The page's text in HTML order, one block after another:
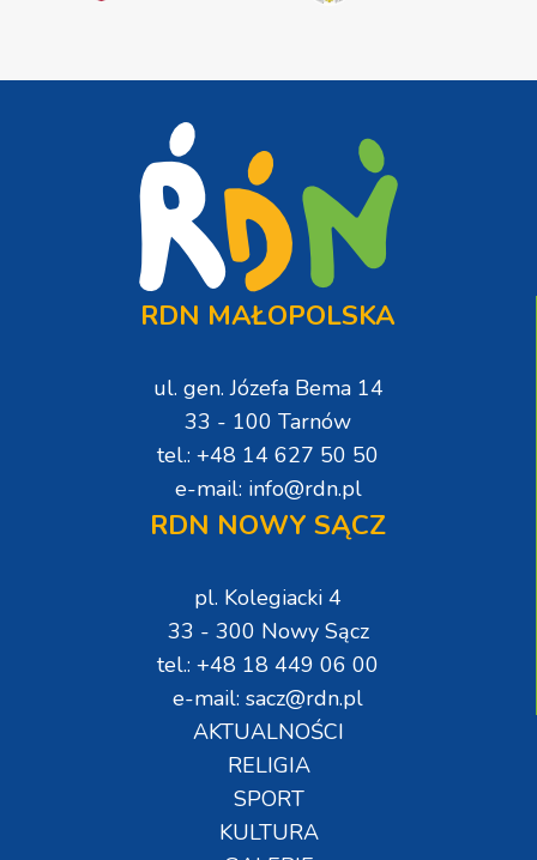
RDN MAŁOPOLSKA
ul. gen. Józefa Bema 14
33 - 100 Tarnów
tel.: +48 14 627 50 50
e-mail: info@rdn.pl
RDN NOWY SĄCZ
pl. Kolegiacki 4
33 - 300 Nowy Sącz
tel.: +48 18 449 06 00
e-mail: sacz@rdn.pl
AKTUALNOŚCI
RELIGIA
SPORT
KULTURA